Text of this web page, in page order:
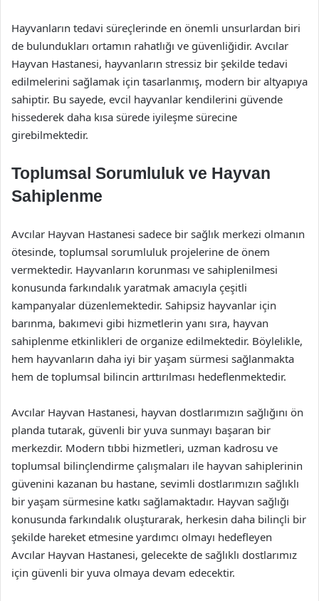
Hayvanların tedavi süreçlerinde en önemli unsurlardan biri
de bulundukları ortamın rahatlığı ve güvenliğidir. Avcılar
Hayvan Hastanesi, hayvanların stressiz bir şekilde tedavi
edilmelerini sağlamak için tasarlanmış, modern bir altyapıya
sahiptir. Bu sayede, evcil hayvanlar kendilerini güvende
hissederek daha kısa sürede iyileşme sürecine
girebilmektedir.
Toplumsal Sorumluluk ve Hayvan
Sahiplenme
Avcılar Hayvan Hastanesi sadece bir sağlık merkezi olmanın
ötesinde, toplumsal sorumluluk projelerine de önem
vermektedir. Hayvanların korunması ve sahiplenilmesi
konusunda farkındalık yaratmak amacıyla çeşitli
kampanyalar düzenlemektedir. Sahipsiz hayvanlar için
barınma, bakımevi gibi hizmetlerin yanı sıra, hayvan
sahiplenme etkinlikleri de organize edilmektedir. Böylelikle,
hem hayvanların daha iyi bir yaşam sürmesi sağlanmakta
hem de toplumsal bilincin arttırılması hedeflenmektedir.
Avcılar Hayvan Hastanesi, hayvan dostlarımızın sağlığını ön
planda tutarak, güvenli bir yuva sunmayı başaran bir
merkezdir. Modern tıbbi hizmetleri, uzman kadrosu ve
toplumsal bilinçlendirme çalışmaları ile hayvan sahiplerinin
güvenini kazanan bu hastane, sevimli dostlarımızın sağlıklı
bir yaşam sürmesine katkı sağlamaktadır. Hayvan sağlığı
konusunda farkındalık oluşturarak, herkesin daha bilinçli bir
şekilde hareket etmesine yardımcı olmayı hedefleyen
Avcılar Hayvan Hastanesi, gelecekte de sağlıklı dostlarımız
için güvenli bir yuva olmaya devam edecektir.